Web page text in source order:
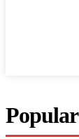
Popular